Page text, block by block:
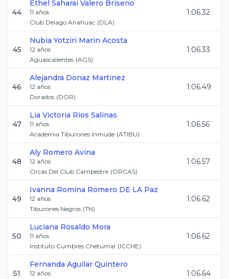
44
Ethel Saharai Valero Briseno
11 años
Club Delago Anahuac (DLA)
1:06.32
45
Nubia Yotziri Marin Acosta
12 años
Aguascalientes (AGS)
1:06.33
46
Alejandra Donaz Martinez
12 años
Dorados (DOR)
1:06.49
47
Lia Victoria Rios Salinas
11 años
Academia Tiburones Inmude (ATIBU)
1:06.56
48
Aly Romero Avina
12 años
Orcas Del Club Campestre (ORCAS)
1:06.57
49
Ivanna Romina Romero DE LA Paz
12 años
Tiburones Negros (TN)
1:06.62
50
Luciana Rosaldo Mora
11 años
Instituto Cumbres Chetumal (ICCHE)
1:06.62
51
Fernanda Aguilar Quintero
12 años
1:06.64